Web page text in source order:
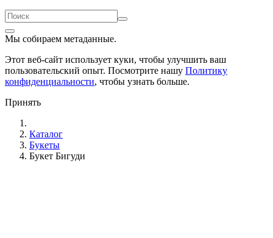
Мы собираем метаданные.
Этот веб-сайт использует куки, чтобы улучшить ваш
пользовательский опыт. Посмотрите нашу Политику
конфиденциальности, чтобы узнать больше.
Принять
Каталог
Букеты
Букет Бигуди